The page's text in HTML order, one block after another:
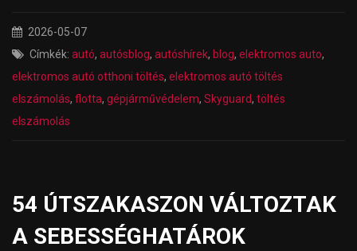
2026-05-07
Címkék: autó, autósblog, autóshírek, blog, elektromos auto,
elektromos autó otthoni töltés, elektromos autó töltés
elszámolás, flotta, gépjárművédelem, Skyguard, töltés
elszámolás
54 ÚTSZAKASZON VÁLTOZTAK
A SEBESSÉGHATÁROK